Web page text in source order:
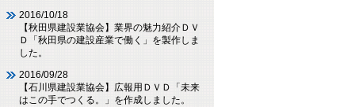
2016/10/18
【秋田県建設業協会】業界の魅力紹介ＤＶ
Ｄ「秋田県の建設産業で働く」を製作しま
した。
2016/09/28
【石川県建設業協会】広報用ＤＶＤ「未来
はこの手でつくる。」を作成しました。